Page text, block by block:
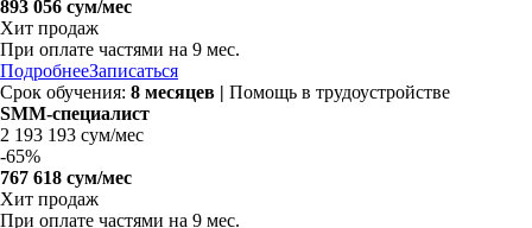
893 056 сум/мес
Хит продаж
При оплате частями на 9 мес.
ПодробнееЗаписаться
Срок обучения: 8 месяцев | Помощь в трудоустройстве
SMM-специалист
2 193 193 сум/мес
-65%
767 618 сум/мес
Хит продаж
При оплате частями на 9 мес.